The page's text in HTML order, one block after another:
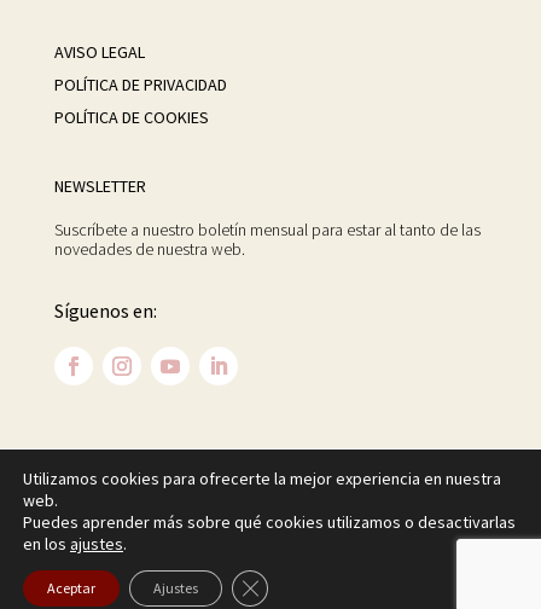
AVISO LEGAL
POLÍTICA DE PRIVACIDAD
POLÍTICA DE COOKIES
NEWSLETTER
Suscríbete a nuestro boletín mensual para estar al tanto de las
novedades de nuestra web.
Síguenos en:
©2026 Centro Psicoanalítico de Madrid. Todos los
derechos reservados.
Diseñado por
Utilizamos cookies para ofrecerte la mejor experiencia en nuestra
web.
Puedes aprender más sobre qué cookies utilizamos o desactivarlas
en los ajustes.
Aceptar Ajustes Cerrar el banner de cookies RGPD